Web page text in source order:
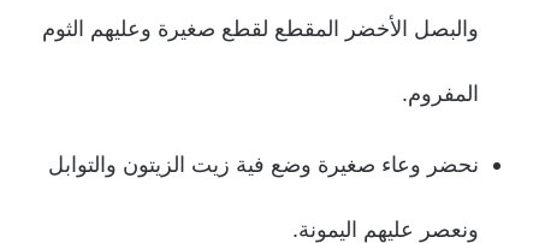
والبصل الأخضر المقطع لقطع صغيرة وعليهم الثوم
المفروم.
نحضر وعاء صغيرة وضع فية زيت الزيتون والتوابل
ونعصر عليهم اليمونة.